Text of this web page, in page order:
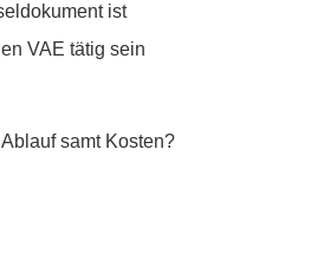
ist
VAE tätig sein
samt Kosten?